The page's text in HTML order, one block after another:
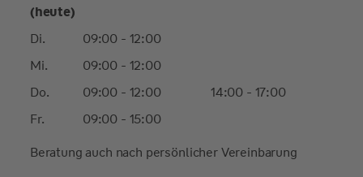
(heute)
Di.
09:00 - 12:00
Mi.
09:00 - 12:00
Do.
09:00 - 12:00
14:00 - 17:00
Fr.
09:00 - 15:00
Beratung auch nach persönlicher Vereinbarung